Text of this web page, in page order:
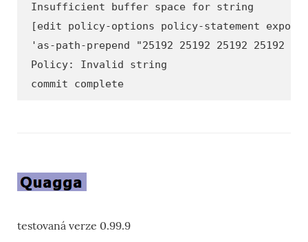
Insufficient buffer space for string
[edit policy-options policy-statement
'as-path-prepend "25192 25192 25192 25192
Policy: Invalid string
commit complete
testovaná verze 0.99.9